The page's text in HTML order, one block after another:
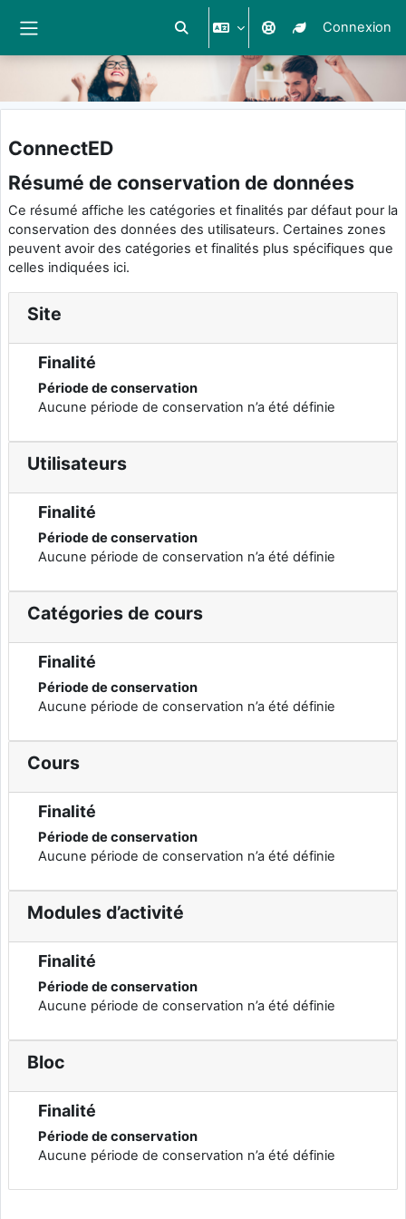
Passer au contenu principal
Activer/désactiver la saisie de
Connexion
ConnectED
Résumé de conservation de données
Ce résumé affiche les catégories et finalités par défaut pour la
conservation des données des utilisateurs. Certaines zones
peuvent avoir des catégories et finalités plus spécifiques que
celles indiquées ici.
Site
Finalité
Période de conservation
Aucune période de conservation n’a été définie
Utilisateurs
Finalité
Période de conservation
Aucune période de conservation n’a été définie
Catégories de cours
Finalité
Période de conservation
Aucune période de conservation n’a été définie
Cours
Finalité
Période de conservation
Aucune période de conservation n’a été définie
Modules d’activité
Finalité
Période de conservation
Aucune période de conservation n’a été définie
Bloc
Finalité
Période de conservation
Aucune période de conservation n’a été définie